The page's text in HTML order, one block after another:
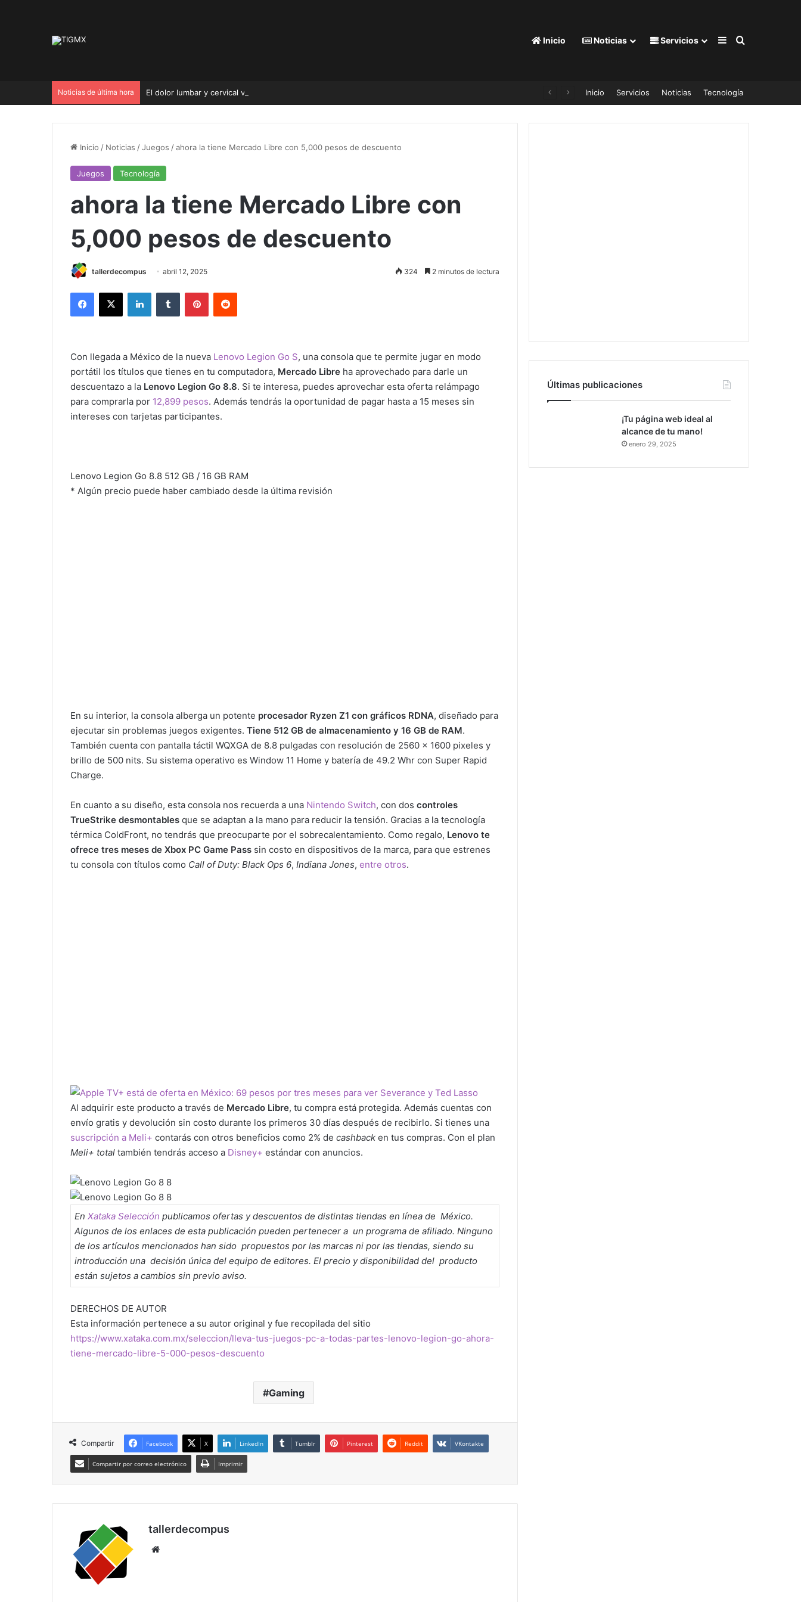
Inicio Noticias Servicios Barra lateral
Buscar por
Noticias de última hora El dolor lumbar y cervical viene generalmente por la falta de ejercicio Inicio Servicios Noticias Tecnología
Inicio / Noticias /Juegos /ahora la tiene Mercado Libre con 5,000 pesos de descuento
Juegos Tecnología
ahora la tiene Mercado Libre con
5,000 pesos de descuento
tallerdecompus abril 12, 2025 324 2 minutos de lectura
Con llegada a México de la nueva Lenovo Legion Go S, una consola que te permite jugar en modo
portátil los títulos que tienes en tu computadora, Mercado Libre ha aprovechado para darle un
descuentazo a la Lenovo Legion Go 8.8. Si te interesa, puedes aprovechar esta oferta relámpago
para comprarla por 12,899 pesos. Además tendrás la oportunidad de pagar hasta a 15 meses sin
intereses con tarjetas participantes.
Lenovo Legion Go 8.8 512 GB / 16 GB RAM
* Algún precio puede haber cambiado desde la última revisión
En su interior, la consola alberga un potente procesador Ryzen Z1 con gráficos RDNA, diseñado para
ejecutar sin problemas juegos exigentes. Tiene 512 GB de almacenamiento y 16 GB de RAM.
También cuenta con pantalla táctil WQXGA de 8.8 pulgadas con resolución de 2560 x 1600 pixeles y
brillo de 500 nits. Su sistema operativo es Window 11 Home y batería de 49.2 Whr con Super Rapid
Charge.
En cuanto a su diseño, esta consola nos recuerda a una Nintendo Switch, con dos controles
TrueStrike desmontables que se adaptan a la mano para reducir la tensión. Gracias a la tecnología
térmica ColdFront, no tendrás que preocuparte por el sobrecalentamiento. Como regalo, Lenovo te
ofrece tres meses de Xbox PC Game Pass sin costo en dispositivos de la marca, para que estrenes
tu consola con títulos como Call of Duty: Black Ops 6, Indiana Jones, entre otros.
Al adquirir este producto a través de Mercado Libre, tu compra está protegida. Además cuentas con
envío gratis y devolución sin costo durante los primeros 30 días después de recibirlo. Si tienes una
suscripción a Meli+ contarás con otros beneficios como 2% de cashback en tus compras. Con el plan
Meli+ total también tendrás acceso a Disney+ estándar con anuncios.
En Xataka Selección publicamos ofertas y descuentos de distintas tiendas en línea de México.
Algunos de los enlaces de esta publicación pueden pertenecer a un programa de afiliado. Ninguno
de los artículos mencionados han sido propuestos por las marcas ni por las tiendas, siendo su
introducción una decisión única del equipo de editores. El precio y disponibilidad del producto
están sujetos a cambios sin previo aviso.
DERECHOS DE AUTOR
Esta información pertenece a su autor original y fue recopilada del sitio
https://www.xataka.com.mx/seleccion/lleva-tus-juegos-pc-a-todas-partes-lenovo-legion-go-ahora-
tiene-mercado-libre-5-000-pesos-descuento
Gaming
Compartir Facebook X LinkedIn Tumblr Pinterest Reddit VKontakte
Compartir por correo electrónico Imprimir
tallerdecompus
Últimas publicaciones
¡Tu página web ideal al
alcance de tu mano!
enero 29, 2025